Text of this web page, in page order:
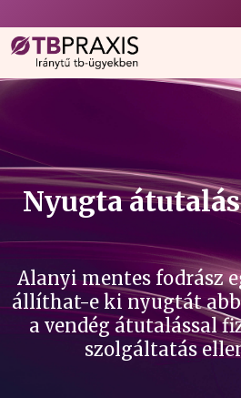
Nyugta
Alanyi mentes fodrász
állíthat-e ki nyugtát
a vendég átutalással
szolgáltatás